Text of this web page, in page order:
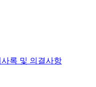
록 및 의결사항